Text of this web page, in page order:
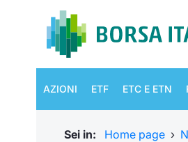
AZIONI ETF ETC E ETN
Sei in: Home page ›